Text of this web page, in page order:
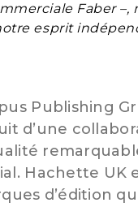
Faber
esprit
Publishing
d’une
Hachette UK
d’édition